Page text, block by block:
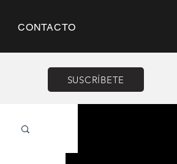
CONTACTO
SUSCRÍBETE